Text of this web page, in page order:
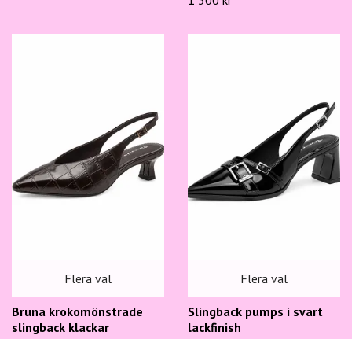
Flera val
Bruna krokomönstrade
slingback klackar
Flera val
Slingback pumps i svart
lackfinish